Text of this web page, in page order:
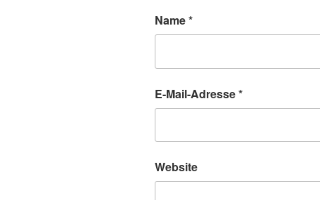
Name*
E-Mail-Adresse*
Website